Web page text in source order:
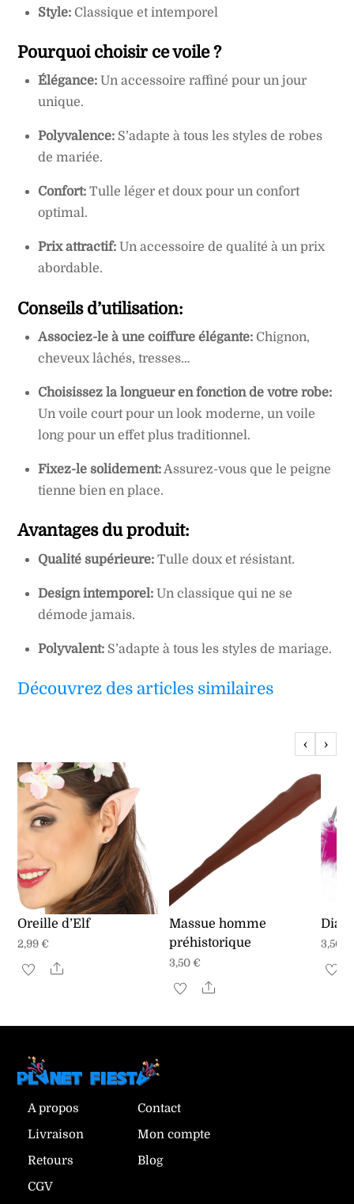
Style: Classique et intemporel
Pourquoi choisir ce voile ?
Élégance: Un accessoire raffiné pour un jour
unique.
Polyvalence: S’adapte à tous les styles de robes
de mariée.
Confort: Tulle léger et doux pour un confort
optimal.
Prix attractif: Un accessoire de qualité à un prix
abordable.
Conseils d’utilisation:
Associez-le à une coiffure élégante: Chignon,
cheveux lâchés, tresses…
Choisissez la longueur en fonction de votre robe:
Un voile court pour un look moderne, un voile
long pour un effet plus traditionnel.
Fixez-le solidement:Assurez-vous que le peigne
tienne bien en place.
Avantages du produit:
Qualité supérieure: Tulle doux et résistant.
Design intemporel: Un classique qui ne se
démode jamais.
Polyvalent: S’adapte à tous les styles de mariage.
Découvrez des articles similaires
‹ ›
Oreille d’Elf
2,99€
Share
Massue homme
préhistorique
3,50€
Share
3,50
A propos
Livraison
Retours
CGV
Contact
Mon compte
Blog